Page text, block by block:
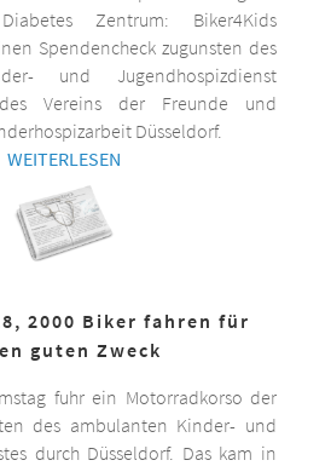
Zentrum: Biker4Kids
Spendencheck zugunsten des
und Jugendhospizdienst
Vereins der Freunde und
Düsseldorf.
WEITERLESEN
2000 Biker fahren für
guten Zweck
fuhr ein Motorradkorso der
des ambulanten Kinder- und
durch Düsseldorf. Das kam in